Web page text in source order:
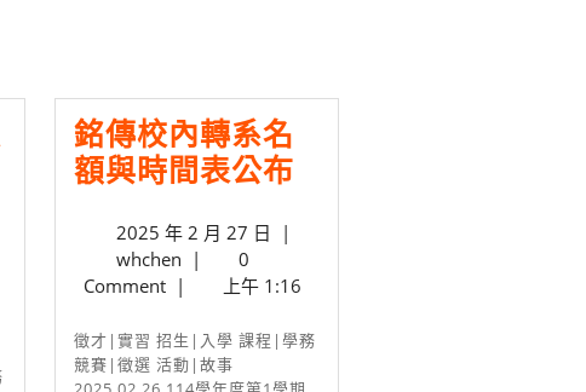
銘傳校內轉系名
額與時間表公布
內
系
2025 年 2 月 27 日 2025
2
27
|
whchen whchen
|
0
Comment | 上午 1:16
徵才|實習 招生|入學 課程|學務
競賽|徵選 活動|故事